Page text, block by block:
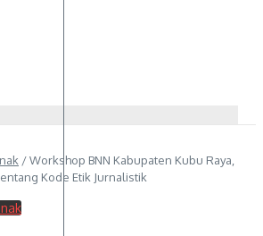
/Workshop BNN Kabupaten Kubu Raya,
Kode Etik Jurnalistik